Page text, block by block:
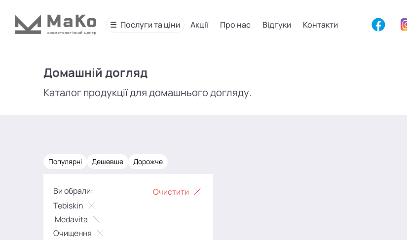
Послуги та ціни Акції Про нас Відгуки Контакти
Домашній догляд
Каталог продукції для домашнього догляду.
Популярні Дешевше Дорожче
Ви обрали:
Очистити
Tebiskin
Medavita
Очищення